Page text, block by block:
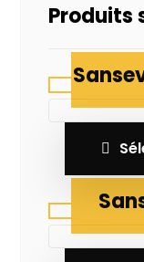
Produits